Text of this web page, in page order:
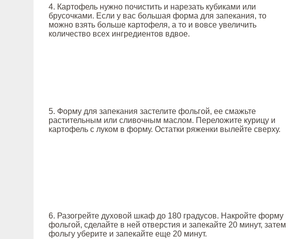
4. Картофель нужно почистить и нарезать кубиками или
брусочками. Если у вас большая форма для запекания, то
можно взять больше картофеля, а то и вовсе увеличить
количество всех ингредиентов вдвое.
5. Форму для запекания застелите фольгой, ее смажьте
растительным или сливочным маслом. Переложите курицу и
картофель с луком в форму. Остатки ряженки вылейте сверху.
6. Разогрейте духовой шкаф до 180 градусов. Накройте форму
фольгой, сделайте в ней отверстия и запекайте 20 минут, затем
фольгу уберите и запекайте еще 20 минут.